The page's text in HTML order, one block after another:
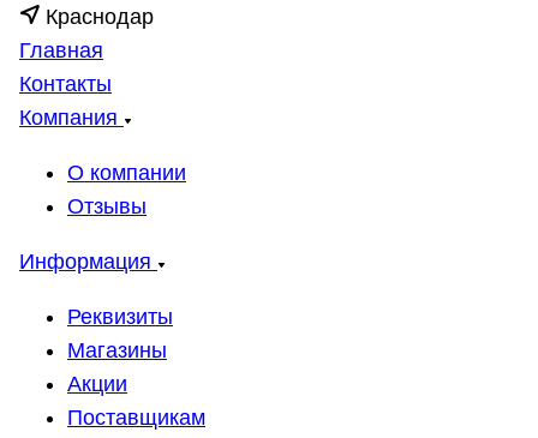
Краснодар
Главная
Контакты
Компания
О компании
Отзывы
Информация
Реквизиты
Магазины
Акции
Поставщикам